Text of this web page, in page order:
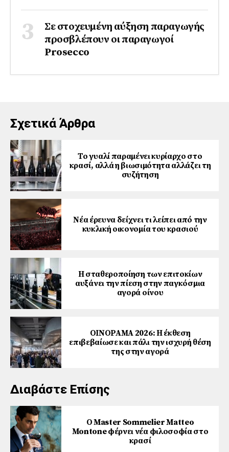
Σε στοχευμένη αύξηση παραγωγής
προσβλέπουν οι παραγωγοί
Prosecco
Σχετικά Άρθρα
Το γυαλί παραμένει κυρίαρχο στο
κρασί, αλλά η βιωσιμότητα αλλάζει τη
συζήτηση
Νέα έρευνα δείχνει τι λείπει από την
κυκλική οικονομία του κρασιού
Η σταθεροποίηση των επιτοκίων
αυξάνει την πίεση στην παγκόσμια
αγορά οίνου
ΟΙΝΟΡΑΜΑ 2026: Η έκθεση
επιβεβαίωσε και πάλι την ισχυρή θέση
της στην αγορά
Διαβάστε Επίσης
Ο Master Sommelier Matteo
Montone φέρνει νέα φιλοσοφία στο
κρασί